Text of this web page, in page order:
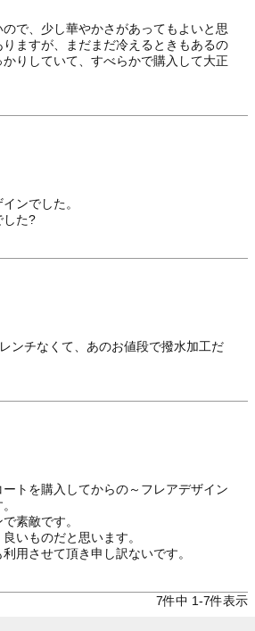
で、少し華やかさがあってもよいと思
ますが、まだまだ冷えるときもあるの
りしていて、すべらかで購入して大正
ンでした。
した?
ンチなくて、あのお値段で撥水加工だ
トを購入してからの～フレアデザイン
素敵です。
いものだと思います。
用させて頂き申し訳ないです。
7件中 1-7件表示